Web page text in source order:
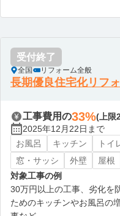
受付終了
全国 リフォーム全般
長期優良住宅化リフ
工事費用の33%(上限
2025年12月22日まで
お風呂
キッチン トイ
窓・サッシ
外壁 屋根
対象工事の例
30万円以上の工事、劣化を
ためのキッチンやお風呂の